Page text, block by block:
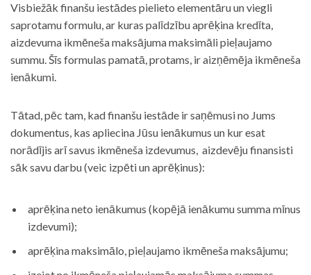
Visbiežāk finanšu iestādes pielieto elementāru un viegli
saprotamu formulu, ar kuras palīdzību aprēķina kredīta,
aizdevuma ikmēneša maksājuma maksimāli pieļaujamo
summu. Šīs formulas pamatā, protams, ir aizņēmēja ikmēneša
ienākumi.
Tātad, pēc tam, kad finanšu iestāde ir saņēmusi no Jums
dokumentus, kas apliecina Jūsu ienākumus un kur esat
norādījis arī savus ikmēneša izdevumus, aizdevēju finansisti
sāk savu darbu (veic izpēti un aprēķinus):
aprēķina neto ienākumus (kopējā ienākumu summa mīnus
izdevumi);
aprēķina maksimālo, pieļaujamo ikmēneša maksājumu;